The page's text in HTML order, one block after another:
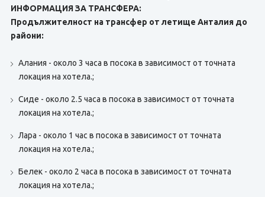
ИНФОРМАЦИЯ ЗА ТРАНСФЕРА:
Продължителност на трансфер от летище Анталия до
райони:
Алания - около 3 часа в посока в зависимост от точната
локация на хотела.;
Сиде - около 2.5 часа в посока в зависимост от точната
локация на хотела.;
Лара - около 1 час в посока в зависимост от точната
локация на хотела.;
Белек - около 2 часа в посока в зависимост от точната
локация на хотела.;